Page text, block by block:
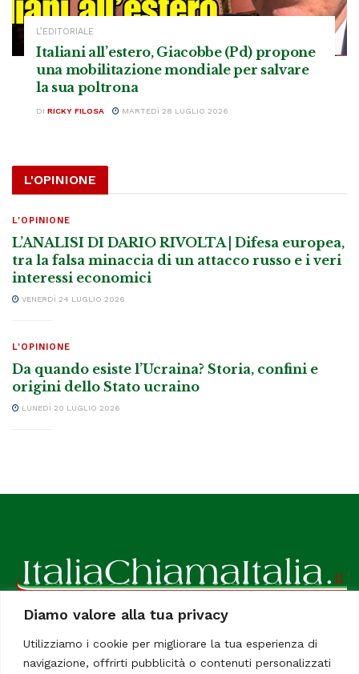
Diamo valore alla tua privacy
Utilizziamo i cookie per migliorare la tua esperienza di
navigazione, offrirti pubblicità o contenuti personalizzati
L’EDITORIALE
Italiani all’estero, Giacobbe (Pd) propone
una mobilitazione mondiale per salvare
la sua poltrona
DI RICKY FILOSA MARTEDÌ 28 LUGLIO 2026
L'OPINIONE
L'OPINIONE
L’ANALISI DI DARIO RIVOLTA | Difesa europea,
tra la falsa minaccia di un attacco russo e i veri
interessi economici
VENERDÌ 24 LUGLIO 2026
L'OPINIONE
Da quando esiste l’Ucraina? Storia, confini e
origini dello Stato ucraino
LUNEDÌ 20 LUGLIO 2026
ItaliaChiamaItalia, il TUO quotidiano online preferito.
Dedicato in particolare a tutti gli italiani residenti all'estero.